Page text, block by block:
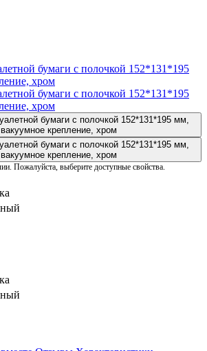
Пожалуйста, выберите доступные свойства.